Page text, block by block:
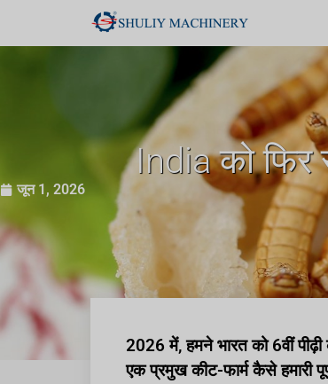
India को
जून 1, 2026
2026 में, हमने भारत को 6वीं
एक प्रमुख कीट-फार्म कैसे हमारी